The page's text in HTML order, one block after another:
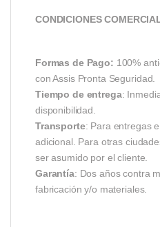
CONDICIONES
Formas de Pago: 100%
con Assis Pronta Seguridad.
Tiempo de entrega:
disponibilidad.
Transporte: Para entregas
adicional. Para otras
ser asumido por el cliente.
Garantía: Dos años contra
fabricación y/o materiales.